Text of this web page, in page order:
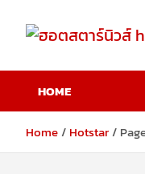
content
ฮอตสต
HOME
Home Hotstar